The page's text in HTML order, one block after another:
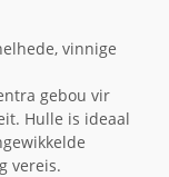
vinnige
gebou vir
Hulle is ideaal
vereis.